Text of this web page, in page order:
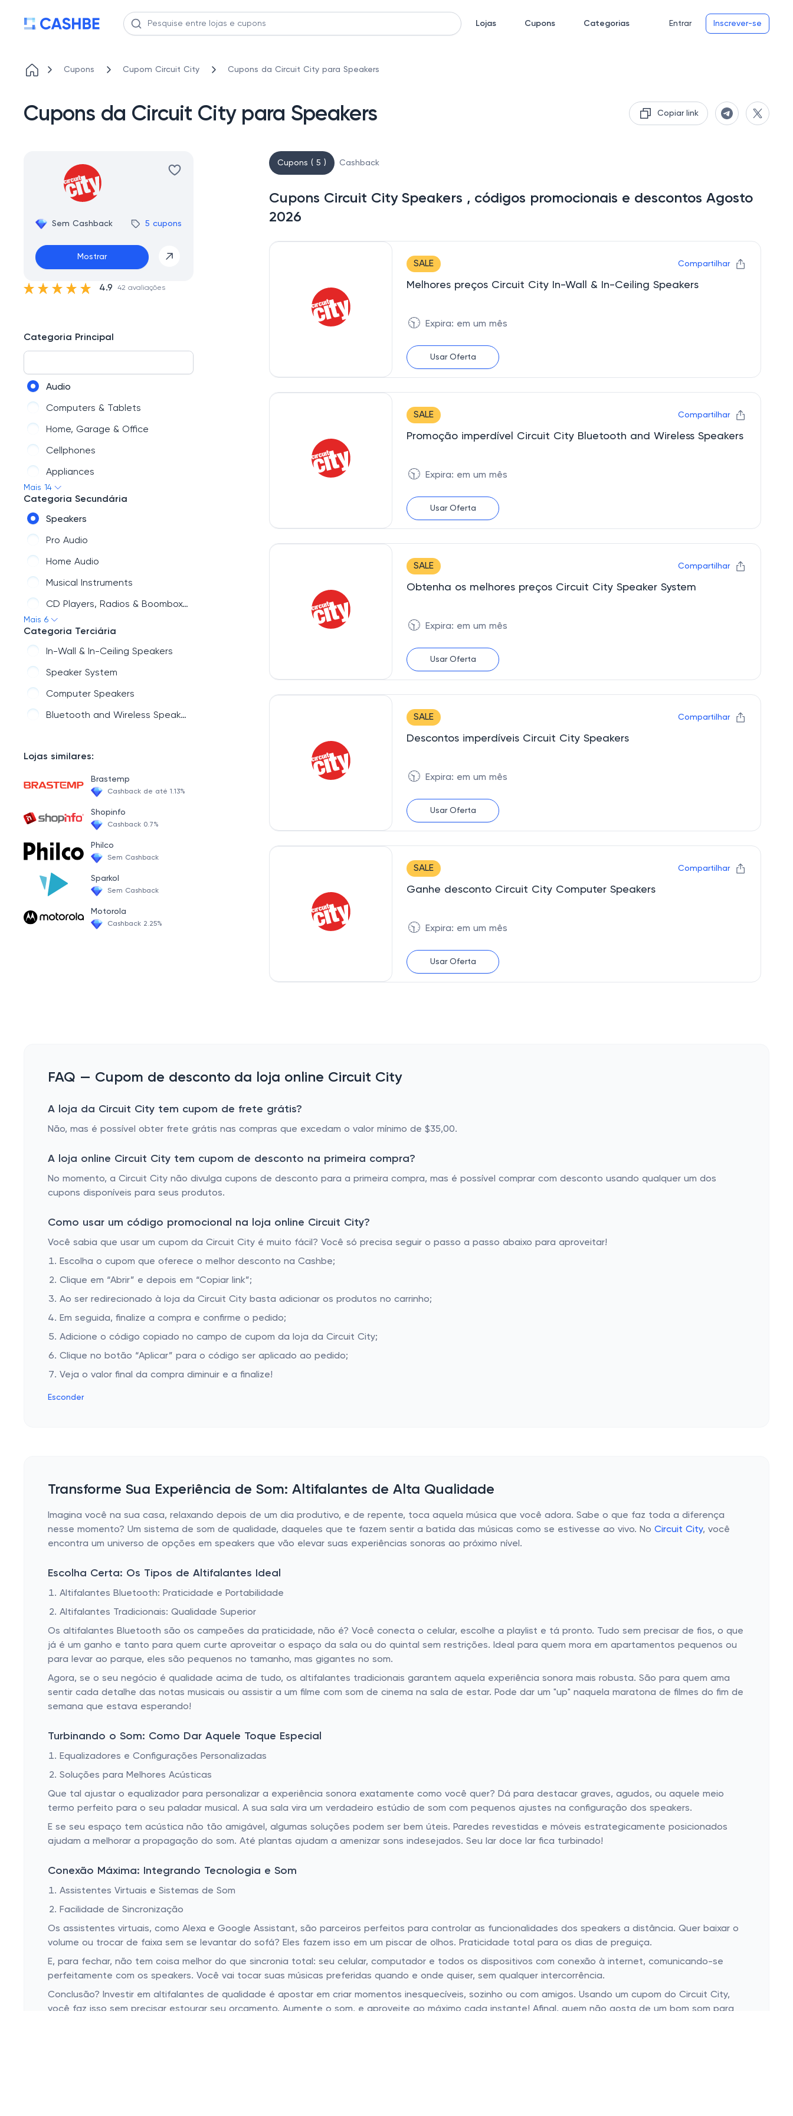
Lojas Cupons Categorias Entrar Inscrever-se
Cupons Cupom Circuit City Cupons da Circuit City para Speakers
Cupons da Circuit City para Speakers Copiar link
Sem Cashback 5 cupons
Mostrar
4.9 42 avaliações
Categoria Principal
Audio
Computers & Tablets
Home, Garage & Office
Cellphones
Appliances
Sports, Fitness & Recreation
TV & Home Theater
Cameras & Camcorders
Car Electronics & GPS
Health & Wellness
Smart Home
Video Games
Mais 14
Categoria Secundária
Speakers
Pro Audio
Home Audio
Musical Instruments
CD Players, Radios & Boomboxes
Headphones
Mais 6
Categoria Terciária
In-Wall & In-Ceiling Speakers
Speaker System
Computer Speakers
Bluetooth and Wireless Speakers
Lojas similares:
Brastemp
Cashback de até 1.13%
Shopinfo
Cashback 0.7%
Philco
Sem Cashback
Sparkol
Sem Cashback
Motorola
Cashback 2.25%
Cupons ( 5 ) Cashback
Cupons Circuit City Speakers , códigos promocionais e descontos Agosto
2026
SALE Compartilhar
Melhores preços Circuit City In-Wall & In-Ceiling Speakers
🕥 Expira: em um mês
Usar Oferta
SALE Compartilhar
Promoção imperdível Circuit City Bluetooth and Wireless Speakers
🕥 Expira: em um mês
Usar Oferta
SALE Compartilhar
Obtenha os melhores preços Circuit City Speaker System
🕥 Expira: em um mês
Usar Oferta
SALE Compartilhar
Descontos imperdíveis Circuit City Speakers
🕥 Expira: em um mês
Usar Oferta
SALE Compartilhar
Ganhe desconto Circuit City Computer Speakers
🕥 Expira: em um mês
Usar Oferta
FAQ — Cupom de desconto da loja online Circuit City
A loja da Circuit City tem cupom de frete grátis?
Não, mas é possível obter frete grátis nas compras que excedam o valor mínimo de $35,00.
A loja online Circuit City tem cupom de desconto na primeira compra?
No momento, a Circuit City não divulga cupons de desconto para a primeira compra, mas é possível comprar com desconto usando qualquer um dos
cupons disponíveis para seus produtos.
Como usar um código promocional na loja online Circuit City?
Você sabia que usar um cupom da Circuit City é muito fácil? Você só precisa seguir o passo a passo abaixo para aproveitar!
Escolha o cupom que oferece o melhor desconto na Cashbe;
Clique em “Abrir” e depois em “Copiar link”;
Ao ser redirecionado à loja da Circuit City basta adicionar os produtos no carrinho;
Em seguida, finalize a compra e confirme o pedido;
Adicione o código copiado no campo de cupom da loja da Circuit City;
Clique no botão “Aplicar” para o código ser aplicado ao pedido;
Veja o valor final da compra diminuir e a finalize!
Esconder
Transforme Sua Experiência de Som: Altifalantes de Alta Qualidade
Imagina você na sua casa, relaxando depois de um dia produtivo, e de repente, toca aquela música que você adora. Sabe o que faz toda a diferença
nesse momento? Um sistema de som de qualidade, daqueles que te fazem sentir a batida das músicas como se estivesse ao vivo. No Circuit City, você
encontra um universo de opções em speakers que vão elevar suas experiências sonoras ao próximo nível.
Escolha Certa: Os Tipos de Altifalantes Ideal
Altifalantes Bluetooth: Praticidade e Portabilidade
Altifalantes Tradicionais: Qualidade Superior
Os altifalantes Bluetooth são os campeões da praticidade, não é? Você conecta o celular, escolhe a playlist e tá pronto. Tudo sem precisar de fios, o que
já é um ganho e tanto para quem curte aproveitar o espaço da sala ou do quintal sem restrições. Ideal para quem mora em apartamentos pequenos ou
para levar ao parque, eles são pequenos no tamanho, mas gigantes no som.
Agora, se o seu negócio é qualidade acima de tudo, os altifalantes tradicionais garantem aquela experiência sonora mais robusta. São para quem ama
sentir cada detalhe das notas musicais ou assistir a um filme com som de cinema na sala de estar. Pode dar um "up" naquela maratona de filmes do fim de
semana que estava esperando!
Turbinando o Som: Como Dar Aquele Toque Especial
Equalizadores e Configurações Personalizadas
Soluções para Melhores Acústicas
Que tal ajustar o equalizador para personalizar a experiência sonora exatamente como você quer? Dá para destacar graves, agudos, ou aquele meio
termo perfeito para o seu paladar musical. A sua sala vira um verdadeiro estúdio de som com pequenos ajustes na configuração dos speakers.
E se seu espaço tem acústica não tão amigável, algumas soluções podem ser bem úteis. Paredes revestidas e móveis estrategicamente posicionados
ajudam a melhorar a propagação do som. Até plantas ajudam a amenizar sons indesejados. Seu lar doce lar fica turbinado!
Conexão Máxima: Integrando Tecnologia e Som
Assistentes Virtuais e Sistemas de Som
Facilidade de Sincronização
Os assistentes virtuais, como Alexa e Google Assistant, são parceiros perfeitos para controlar as funcionalidades dos speakers a distância. Quer baixar o
volume ou trocar de faixa sem se levantar do sofá? Eles fazem isso em um piscar de olhos. Praticidade total para os dias de preguiça.
E, para fechar, não tem coisa melhor do que sincronia total: seu celular, computador e todos os dispositivos com conexão à internet, comunicando-se
perfeitamente com os speakers. Você vai tocar suas músicas preferidas quando e onde quiser, sem qualquer intercorrência.
Conclusão? Investir em altifalantes de qualidade é apostar em criar momentos inesquecíveis, sozinho ou com amigos. Usando um cupom do Circuit City,
você faz isso sem precisar estourar seu orçamento. Aumente o som, e aproveite ao máximo cada instante! Afinal, quem não gosta de um bom som para